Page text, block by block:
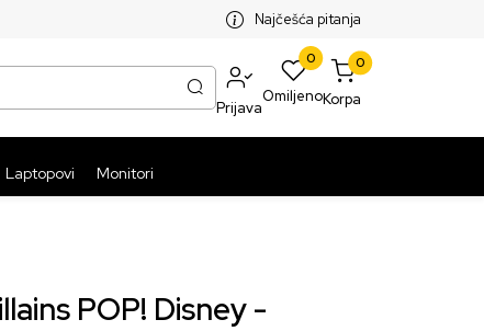
ISPORUKA PAKETA PREKO 5999 RSDNajčešća pitanja
Prijava
0
Omiljeno
0
Korpa
Laptopovi Monitori
POP! Disney -